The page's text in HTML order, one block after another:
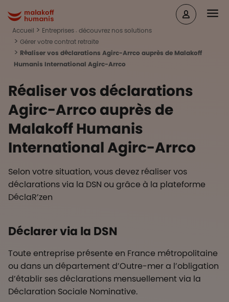
Malakoff Humanis Accueil
Accueil
Entreprises : découvrez nos solutions
Gérer votre contrat retraite
Réaliser vos déclarations Agirc-Arrco auprès de Malakoff
Humanis International Agirc-Arrco
Réaliser vos déclarations
Agirc-Arrco auprès de
Malakoff Humanis
International Agirc-Arrco
Selon votre situation, vous devez réaliser vos
déclarations via la DSN ou grâce à la plateforme
DéclaR’zen
Déclarer via la DSN
Toute entreprise présente en France métropolitaine
ou dans un département d’Outre-mer a l’obligation
d’établir ses déclarations mensuellement via la
Déclaration Sociale Nominative.